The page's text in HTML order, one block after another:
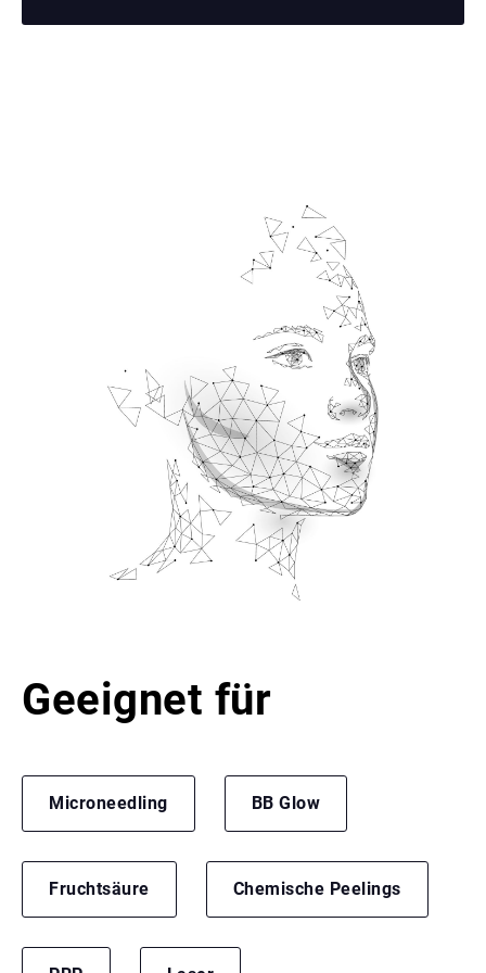
Geeignet für
Microneedling BB Glow
Fruchtsäure Chemische Peelings